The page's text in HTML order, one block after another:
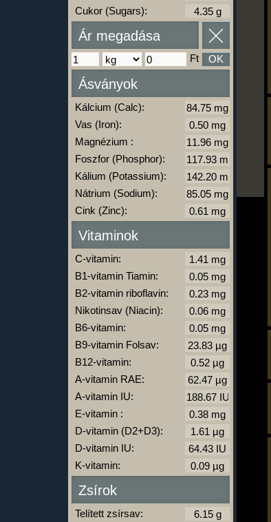
kalóriabázis.hu
-
Cukor (Sugars):
Ár megadása
Ft OK
Ásványok
Kálcium (Calc):
Vas (Iron):
Magnézium :
Foszfor (Phosphor):
Kálium (Potassium):
Nátrium (Sodium):
Cink (Zinc):
Vitaminok
C-vitamin:
B1-vitamin Tiamin:
B2-vitamin riboflavin:
Nikotinsav (Niacin):
B6-vitamin:
B9-vitamin Folsav:
B12-vitamin:
A-vitamin RAE:
A-vitamin IU:
E-vitamin :
D-vitamin (D2+D3):
D-vitamin IU:
K-vitamin:
Zsírok
Telített zsírsav: